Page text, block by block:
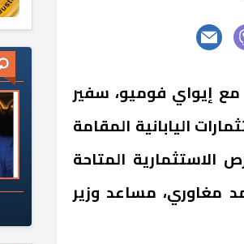
مع إيواي فوميو، سفير
اليابانية المقامة
الاستثمارية المتاحة
مغاوري، مساعد وزير